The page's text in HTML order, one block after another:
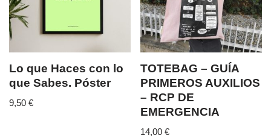
Lo que Haces con lo
que Sabes. Póster
9,50 €
TOTEBAG – GUÍA
PRIMEROS AUXILIOS
– RCP DE
EMERGENCIA
14,00€